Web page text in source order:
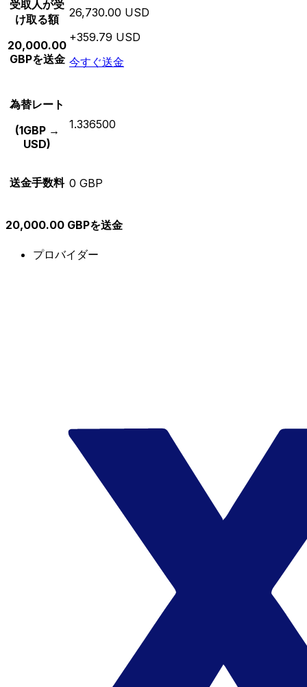
受取人が受
け取る額
20,000.00
GBPを送金
26,730.00 USD
+359.79 USD
今すぐ送金
為替レート
(1GBP →
USD)
1.336500
送金手数料 0 GBP
20,000.00 GBPを送金
プロバイダー